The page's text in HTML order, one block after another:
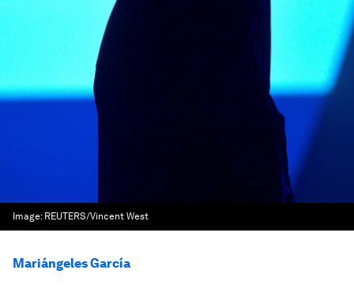
Image: REUTERS/Vincent West
Mariángeles García